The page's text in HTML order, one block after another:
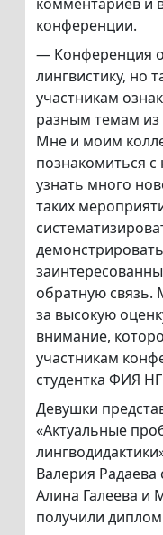
конференции.
— Конференция
лингвистику, но
участникам
разным темам из
Мне и моим
познакомиться
узнать много
таких
обратную
за высокую
внимание,
участникам
студентка ФИЯ
Девушки
«Актуальные
Валерия Радаева
Алина Галеева и
получили